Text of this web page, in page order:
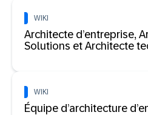
WIKI
Architecte d’entreprise,
Solutions et Architecte
WIKI
Équipe d’architecture